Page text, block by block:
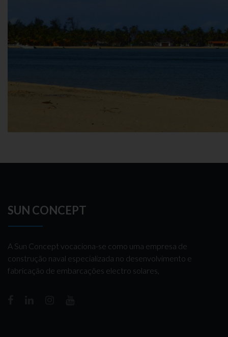
SUN CONCEPT
A Sun Concept vocaciona-se como uma empresa de
construção naval especializada no desenvolvimento e
fabricação de embarcações electro solares,